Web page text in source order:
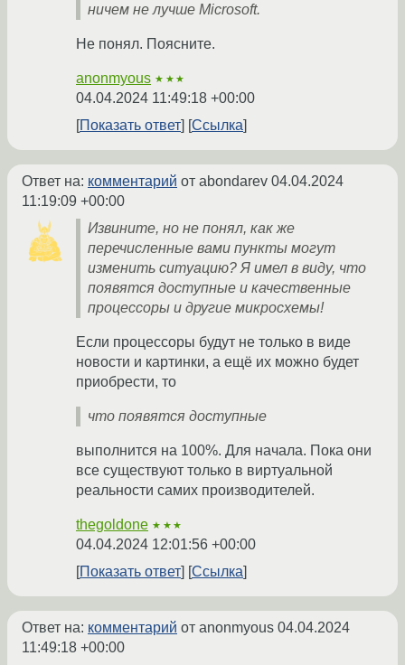
ничем не лучше Microsoft.
Не понял. Поясните.
anonmyous ★★★
04.04.2024 11:49:18 +00:00
Показать ответ
Ссылка
Ответ на: комментарий от abondarev 04.04.2024
11:19:09 +00:00
Извините, но не понял, как же
перечисленные вами пункты могут
изменить ситуацию? Я имел в виду, что
появятся доступные и качественные
процессоры и другие микросхемы!
Если процессоры будут не только в виде
новости и картинки, а ещё их можно будет
приобрести, то
что появятся доступные
выполнится на 100%. Для начала. Пока они
все существуют только в виртуальной
реальности самих производителей.
thegoldone ★★★
04.04.2024 12:01:56 +00:00
Показать ответ
Ссылка
Ответ на: комментарий от anonmyous 04.04.2024
11:49:18 +00:00